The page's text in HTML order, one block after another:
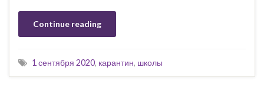
Continue reading
1 сентября 2020, карантин, школы